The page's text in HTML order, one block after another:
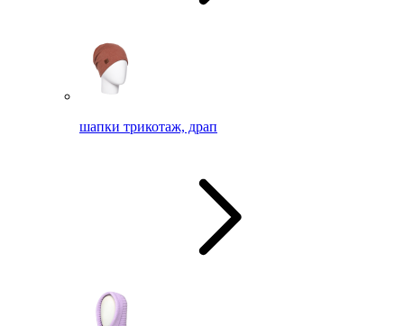
шапки трикотаж, драп